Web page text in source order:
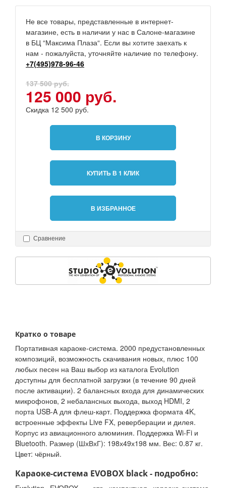
Не все товары, представленные в интернет-
магазине, есть в наличии у нас в Салоне-магазине
в БЦ “Максима Плаза“. Если вы хотите заехать к
нам - пожалуйста, уточняйте наличие по телефону.
+7(495)978-96-46
137 500 руб.
125 000 руб.
Скидка 12 500 руб.
В КОРЗИНУ
КУПИТЬ В 1 КЛИК
В ИЗБРАННОЕ
Сравнение
Кратко о товаре
Портативная караоке-система. 2000 предустановленных
композиций, возможность скачивания новых, плюс 100
любых песен на Ваш выбор из каталога Evolution
доступны для бесплатной загрузки (в течение 90 дней
после активации). 2 балансных входа для динамических
микрофонов, 2 небалансных выхода, выход HDMI, 2
порта USB-A для флеш-карт. Поддержка формата 4K,
встроенные эффекты Live FX, реверберации и дилея.
Корпус из авиационного алюминия. Поддержка Wi-Fi и
Bluetooth. Размер (ШхВхГ): 198х49х198 мм. Вес: 0.87 кг.
Цвет: чёрный.
Караоке-система EVOBOX black - подробно: